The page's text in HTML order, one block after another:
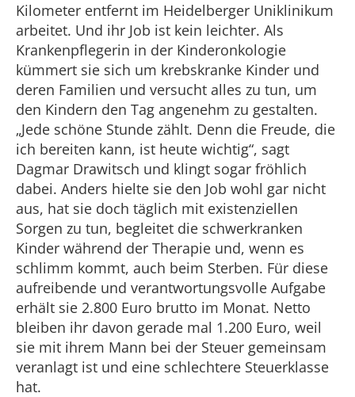
Kilometer entfernt im Heidelberger Uniklinikum
arbeitet. Und ihr Job ist kein leichter. Als
Krankenpflegerin in der Kinderonkologie
kümmert sie sich um krebskranke Kinder und
deren Familien und versucht alles zu tun, um
den Kindern den Tag angenehm zu gestalten.
„Jede schöne Stunde zählt. Denn die Freude, die
ich bereiten kann, ist heute wichtig“, sagt
Dagmar Drawitsch und klingt sogar fröhlich
dabei. Anders hielte sie den Job wohl gar nicht
aus, hat sie doch täglich mit existenziellen
Sorgen zu tun, begleitet die schwerkranken
Kinder während der Therapie und, wenn es
schlimm kommt, auch beim Sterben. Für diese
aufreibende und verantwortungsvolle Aufgabe
erhält sie 2.800 Euro brutto im Monat. Netto
bleiben ihr davon gerade mal 1.200 Euro, weil
sie mit ihrem Mann bei der Steuer gemeinsam
veranlagt ist und eine schlechtere Steuerklasse
hat.